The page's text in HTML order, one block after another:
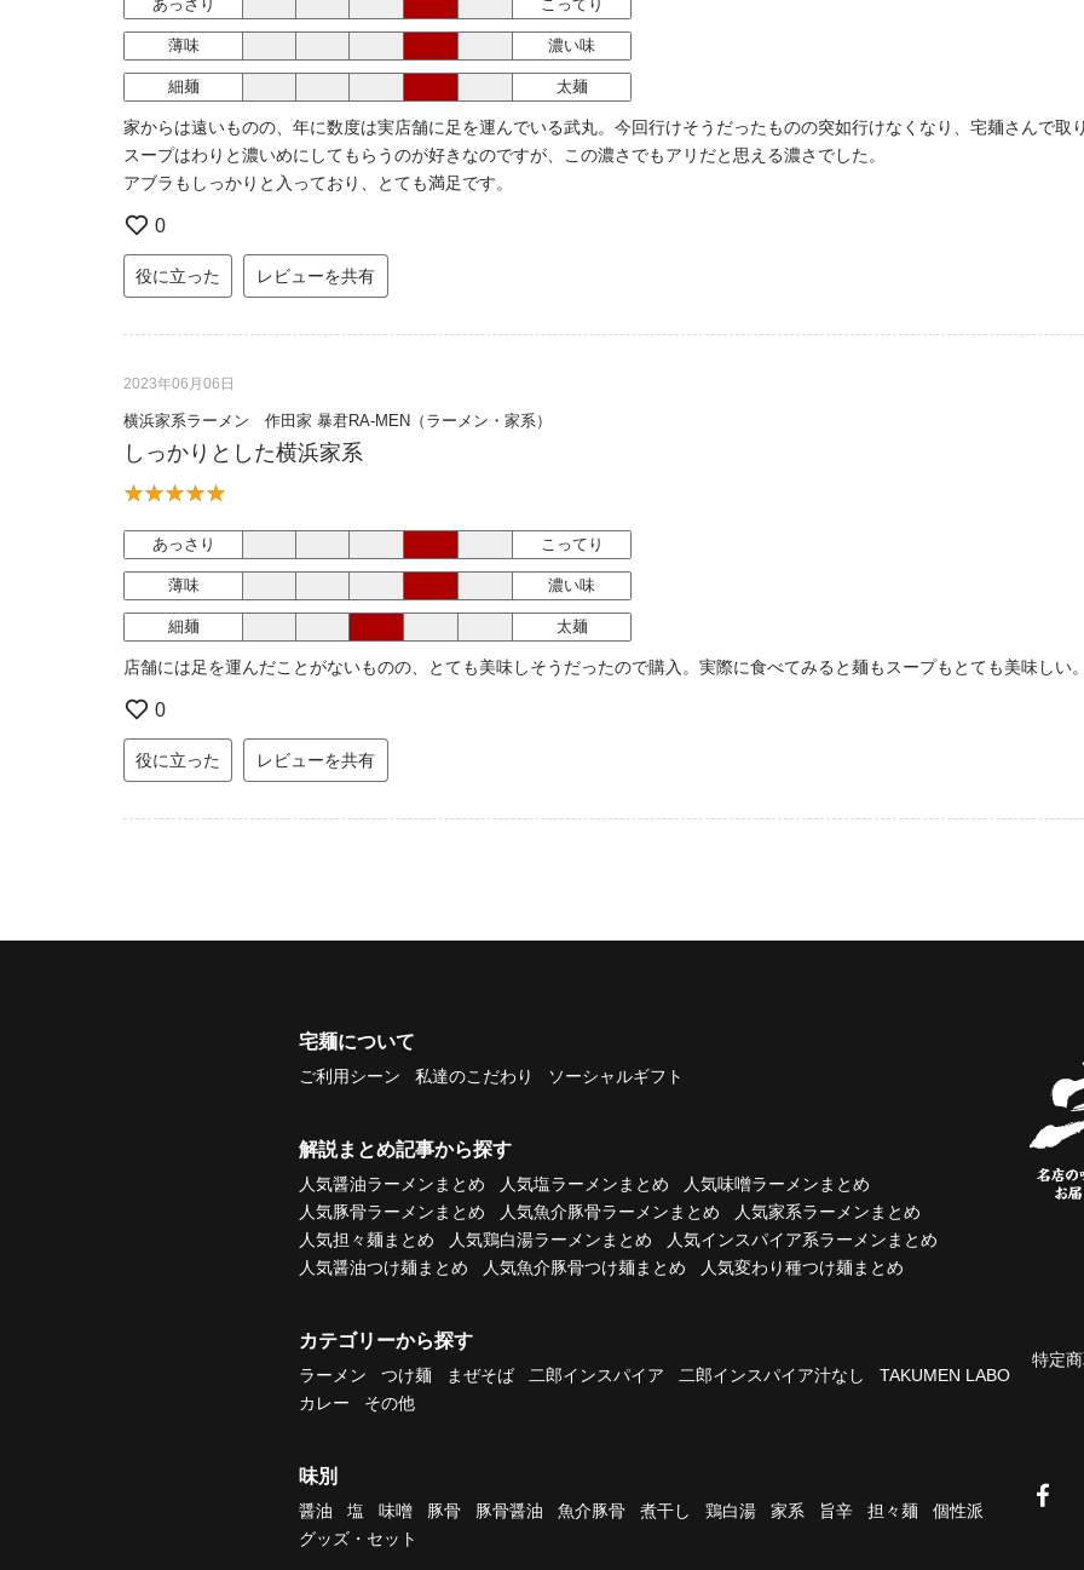
あっさり こってり
薄味 濃い味
細麺 太麺
家からは遠いものの、年に数度は実店舗に足を運んでいる武丸。今回行けそうだったものの突如行けなくなり、宅麺さんで取
スープはわりと濃いめにしてもらうのが好きなのですが、この濃さでもアリだと思える濃さでした。
アブラもしっかりと入っており、とても満足です。
0
役に立った レビューを共有
2023年06月06日
横浜家系ラーメン 作田家 暴君RA-MEN（ラーメン・家系）
しっかりとした横浜家系
あっさり こってり
薄味 濃い味
細麺 太麺
店舗には足を運んだことがないものの、とても美味しそうだったので購入。実際に食べてみると麺もスープもとても美味しい
0
役に立った レビューを共有
宅麺について
ご利用シーン 私達のこだわり ソーシャルギフト
解説まとめ記事から探す
人気醤油ラーメンまとめ 人気塩ラーメンまとめ
人気味噌ラーメンまとめ
人気豚骨ラーメンまとめ
人気魚介豚骨ラーメンまとめ
人気家系ラーメンまとめ
人気担々麺まとめ
人気鶏白湯ラーメンまとめ
人気インスパイア系ラーメンまとめ
人気醤油つけ麺まとめ
人気魚介豚骨つけ麺まとめ 人気変わり種つけ麺まとめ
カテゴリーから探す
ラーメン つけ麺 まぜそば 二郎インスパイア 二郎インスパイア汁なし
TAKUMEN LABO
カレー
その他
味別
醤油 塩 味噌 豚骨 豚骨醤油 魚介豚骨 煮干し 鶏白湯 家系 旨辛 担々麺
個性派
グッズ・セット
特定